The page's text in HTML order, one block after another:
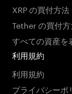
XRP の買付方法
Tether の買付
すべての資産を
利用規約
利用規約
プライバシーポ